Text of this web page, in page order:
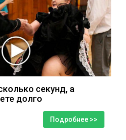
секунд, а
долго
Подробнее >>